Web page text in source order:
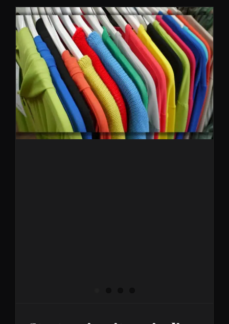
Starten sie mit uns in die neue
Frühjahr/Sommer Saison
2023